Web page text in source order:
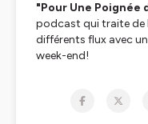
"Pour Une Poignée
podcast qui traite de
différents flux avec
week-end!
Saloon PPG
: Libre